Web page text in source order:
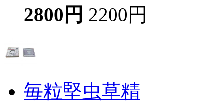
2800円 2200円
毎粒堅虫草精